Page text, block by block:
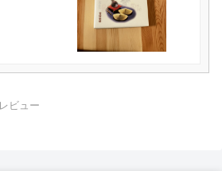
ビュー